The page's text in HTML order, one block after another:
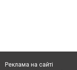
Реклама на сайті